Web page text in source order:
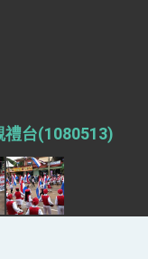
揆期勉爭取時間完
有助臺灣取得有
等貿易協定」簽署
整合台灣雄厚數
禮台(1080513)